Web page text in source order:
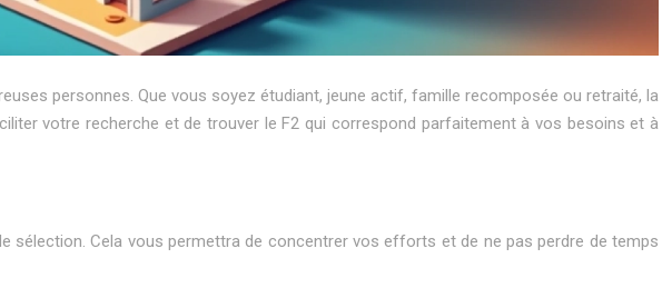
personnes. Que vous soyez étudiant, jeune actif, famille recomposée ou retraité, la
votre recherche et de trouver le F2 qui correspond parfaitement à vos besoins et à
sélection. Cela vous permettra de concentrer vos efforts et de ne pas perdre de temps